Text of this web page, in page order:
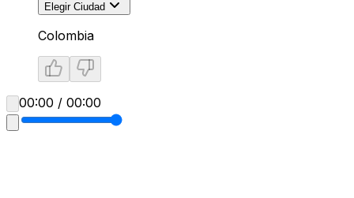
Elegir Ciudad
Colombia
00:00 / 00:00